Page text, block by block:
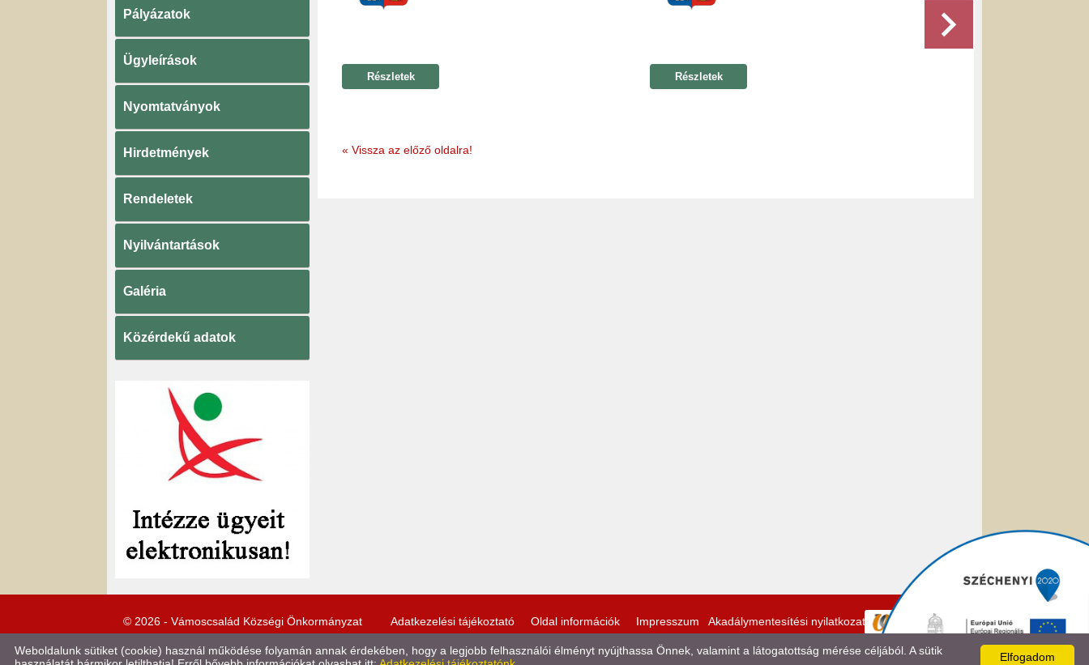
Pályázatok
Ügyleírások
Nyomtatványok
Hirdetmények
Rendeletek
Nyilvántartások
Galéria
Közérdekű adatok
Részletek Részletek
« Vissza az előző oldalra!
© 2026 - Vámoscsalád Községi Önkormányzat Adatkezelési tájékoztató Oldal információk Impresszum Akadálymentesítési nyilatkozat
Elfogadom
Weboldalunk sütiket (cookie) használ működése folyamán annak érdekében, hogy a legjobb felhasználói élményt nyújthassa Önnek, valamint a látogatottság mérése céljából. A sütik